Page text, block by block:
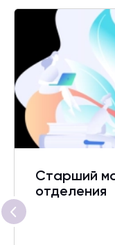
Старший
отделения